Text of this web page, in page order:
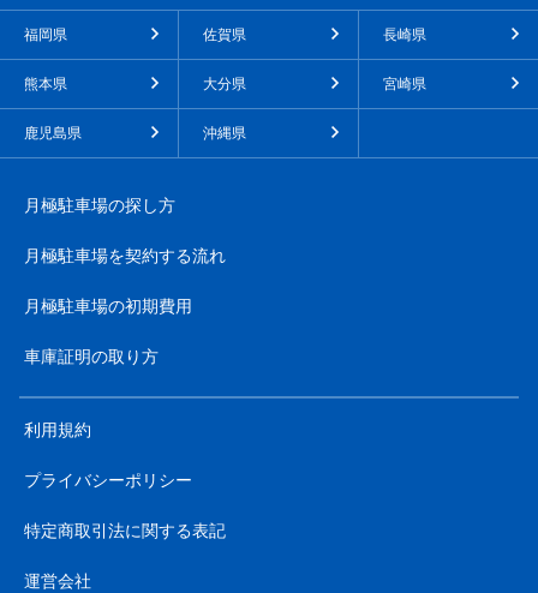
福岡県 佐賀県 長崎県
熊本県 大分県 宮崎県
鹿児島県 沖縄県
月極駐車場の探し方
月極駐車場を契約する流れ
月極駐車場の初期費用
車庫証明の取り方
利用規約
プライバシーポリシー
特定商取引法に関する表記
運営会社